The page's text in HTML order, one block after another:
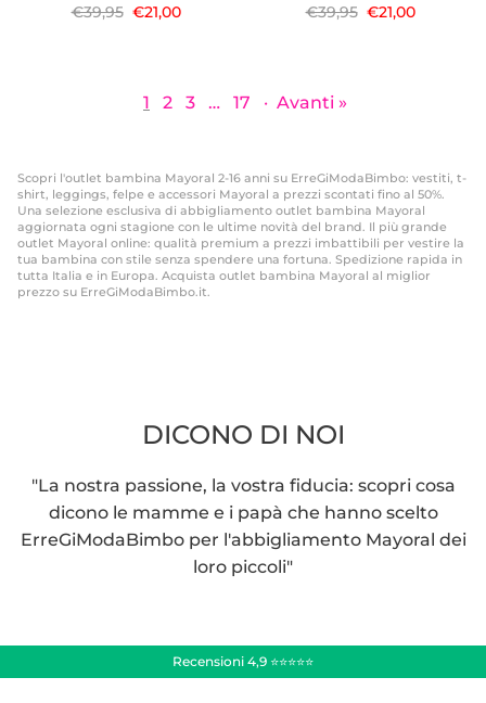
Prezzo normale
€39,95 Prezzo di vendita
€21,00
Prezzo normale
€39,95 Prezzo di
€21,00
1 2 3 … 17 · Avanti »
Scopri l'outlet bambina Mayoral 2-16 anni su ErreGiModaBimbo: vestiti, t-
shirt, leggings, felpe e accessori Mayoral a prezzi scontati fino al 50%.
Una selezione esclusiva di abbigliamento outlet bambina Mayoral
aggiornata ogni stagione con le ultime novità del brand. Il più grande
outlet Mayoral online: qualità premium a prezzi imbattibili per vestire la
tua bambina con stile senza spendere una fortuna. Spedizione rapida in
tutta Italia e in Europa. Acquista outlet bambina Mayoral al miglior
prezzo su ErreGiModaBimbo.it.
DICONO DI NOI
"La nostra passione, la vostra fiducia: scopri cosa
dicono le mamme e i papà che hanno scelto
ErreGiModaBimbo per l'abbigliamento Mayoral dei
loro piccoli"
Recensioni 4,9 ⭐⭐⭐⭐⭐